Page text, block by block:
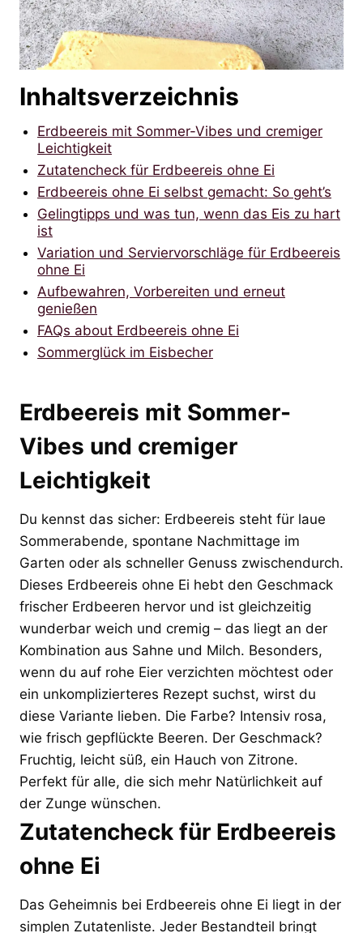
Inhaltsverzeichnis
Erdbeereis mit Sommer-Vibes und cremiger
Leichtigkeit
Zutatencheck für Erdbeereis ohne Ei
Erdbeereis ohne Ei selbst gemacht: So geht’s
Gelingtipps und was tun, wenn das Eis zu hart
ist
Variation und Serviervorschläge für Erdbeereis
ohne Ei
Aufbewahren, Vorbereiten und erneut
genießen
FAQs about Erdbeereis ohne Ei
Sommerglück im Eisbecher
Erdbeereis mit Sommer-
Vibes und cremiger
Leichtigkeit
Du kennst das sicher: Erdbeereis steht für laue
Sommerabende, spontane Nachmittage im
Garten oder als schneller Genuss zwischendurch.
Dieses Erdbeereis ohne Ei hebt den Geschmack
frischer Erdbeeren hervor und ist gleichzeitig
wunderbar weich und cremig – das liegt an der
Kombination aus Sahne und Milch. Besonders,
wenn du auf rohe Eier verzichten möchtest oder
ein unkomplizierteres Rezept suchst, wirst du
diese Variante lieben. Die Farbe? Intensiv rosa,
wie frisch gepflückte Beeren. Der Geschmack?
Fruchtig, leicht süß, ein Hauch von Zitrone.
Perfekt für alle, die sich mehr Natürlichkeit auf
der Zunge wünschen.
Zutatencheck für Erdbeereis
ohne Ei
Das Geheimnis bei Erdbeereis ohne Ei liegt in der
simplen Zutatenliste. Jeder Bestandteil bringt